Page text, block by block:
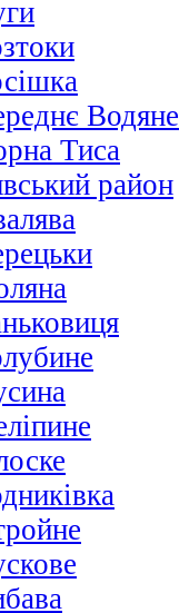
Водяне
Тиса
район